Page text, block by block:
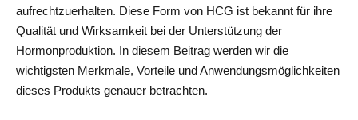
aufrechtzuerhalten. Diese Form von HCG ist bekannt für ihre
Qualität und Wirksamkeit bei der Unterstützung der
Hormonproduktion. In diesem Beitrag werden wir die
wichtigsten Merkmale, Vorteile und Anwendungsmöglichkeiten
dieses Produkts genauer betrachten.